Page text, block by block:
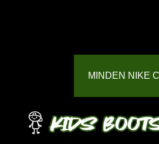
MINDEN NIKE